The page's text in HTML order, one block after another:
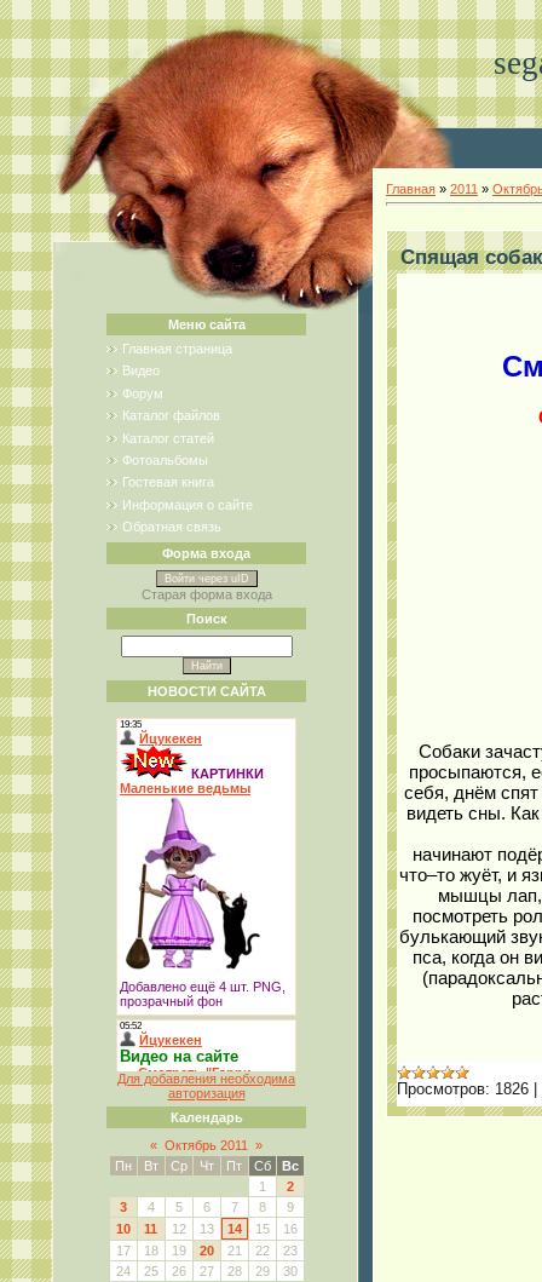
Меню сайта
Главная страница
Видео
Форум
Каталог файлов
Каталог статей
Фотоальбомы
Гостевая книга
Информация о сайте
Обратная связь
Форма входа
Войти через uID
Старая форма входа
Поиск
НОВОСТИ САЙТА
Для добавления необходима
авторизация
Календарь
« Октябрь 2011
»
Пн
Вт Ср Чт Пт Сб
Вс
1
2
3
4 5 6 7 8
9
10
11 12 13 14 15
16
17
18 19 20 21 22
23
24
25 26 27 28 29
30
Главная » 2011 »
Спящая
Собаки
просыпаются,
себя, днём
видеть сны.
начинают
что–то жуёт, и
мышцы лап,
посмотреть
булькающий
пса, когда он
Просмотров: 1826